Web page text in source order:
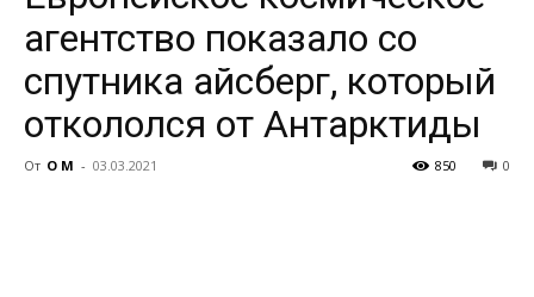
агентство показало со
спутника айсберг, который
откололся от Антарктиды
От О М - 03.03.2021 0
850